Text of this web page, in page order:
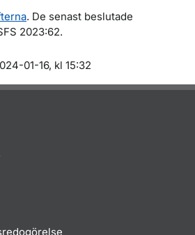
. De senast beslutade
2023:62.
01-16, kl 15:32